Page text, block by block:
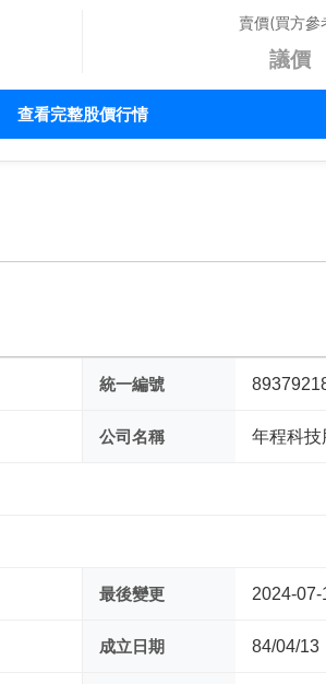
賣價(買方參
議價
查看完整股價行情
統一編號
公司名稱 年程科技
最後變更 2024-07-
成立日期 84/04/13